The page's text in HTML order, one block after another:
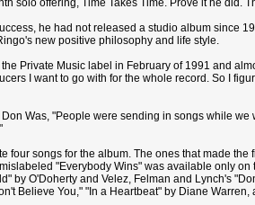
solo offering, Time Takes Time. Prove it he
he had not released a studio album since
new positive philosophy and life style.
Private Music label in February of 1991 and
I want to go with for the whole record. So I
Was, "People were sending in songs while
songs for the album. The ones that made
"Everybody Wins" was available only
by O'Doherty and Velez, Felman and Lynch's
Believe You," "In a Heartbeat" by Diane